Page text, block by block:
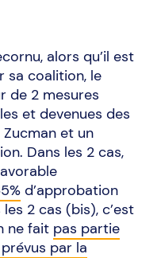
alors qu’il est
sa coalition, le
de 2 mesures
et devenues des
et un
Dans les 2 cas,
d’approbation
2 cas (bis), c’est
ne fait pas partie
par la